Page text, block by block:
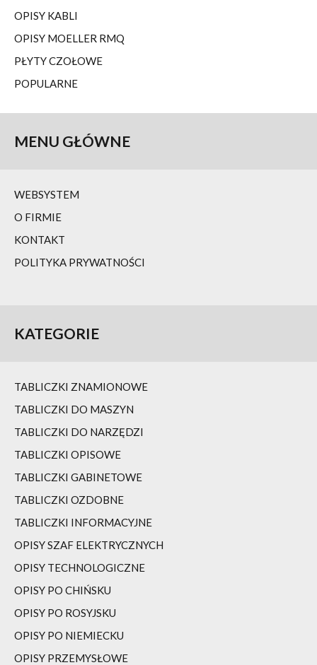
OPISY KABLI
OPISY MOELLER RMQ
PŁYTY CZOŁOWE
POPULARNE
MENU GŁÓWNE
WEBSYSTEM
O FIRMIE
KONTAKT
POLITYKA PRYWATNOŚCI
KATEGORIE
TABLICZKI ZNAMIONOWE
TABLICZKI DO MASZYN
TABLICZKI DO NARZĘDZI
TABLICZKI OPISOWE
TABLICZKI GABINETOWE
TABLICZKI OZDOBNE
TABLICZKI INFORMACYJNE
OPISY SZAF ELEKTRYCZNYCH
OPISY TECHNOLOGICZNE
OPISY PO CHIŃSKU
OPISY PO ROSYJSKU
OPISY PO NIEMIECKU
OPISY PRZEMYSŁOWE